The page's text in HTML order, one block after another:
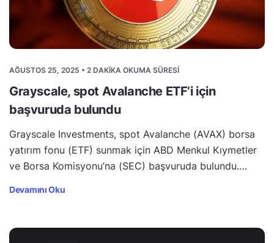
AĞUSTOS 25, 2025 • 2 DAKIKA OKUMA SÜRESI
Grayscale, spot Avalanche ETF’i için
başvuruda bulundu
Grayscale Investments, spot Avalanche (AVAX) borsa
yatırım fonu (ETF) sunmak için ABD Menkul Kıymetler
ve Borsa Komisyonu’na (SEC) başvuruda bulundu.…
Devamını Oku